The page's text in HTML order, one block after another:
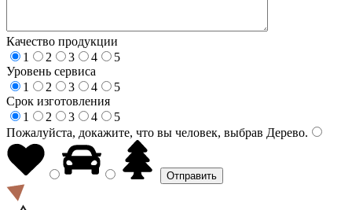
Качество продукции
1
2 3 4
5
Уровень сервиса
1
2 3 4
5
Срок изготовления
1
2 3 4
5
Пожалуйста, докажите, что вы человек, выбрав Дерево.